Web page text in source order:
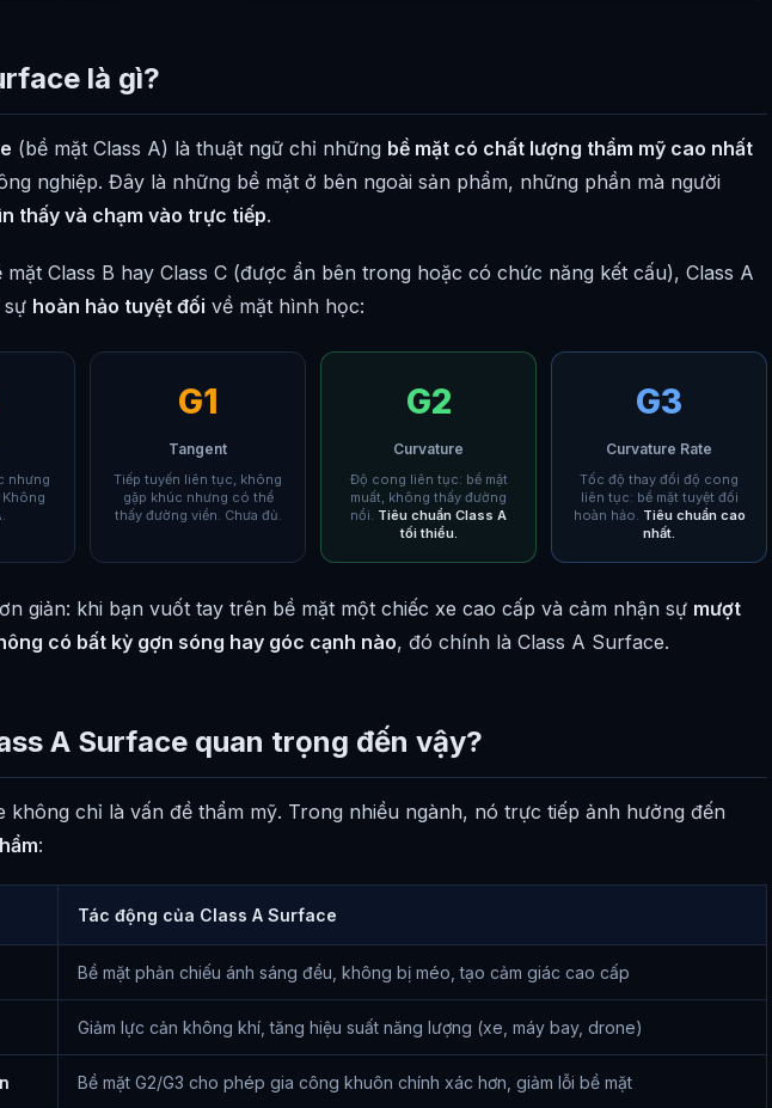
là gì?
(bề mặt Class A) là thuật ngữ chỉ những bề mặt có chất lượng thẩm mỹ cao nhất
nghiệp. Đây là những bề mặt ở bên ngoài sản phẩm, những phần mà người
thấy và chạm vào trực tiếp.
mặt Class B hay Class C (được ẩn bên trong hoặc có chức năng kết cấu), Class A
sự hoàn hảo tuyệt đối về mặt hình học:
nhưng
G1
Tangent
Tiếp tuyến liên tục, không
gặp khúc nhưng có thể
thấy đường viền. Chưa đủ.
G2
Curvature
Độ cong liên tục: bề mặt
muất, không thấy đường
nổi. Tiêu chuẩn Class A
tối thiểu.
G3
Curvature Rate
Tốc độ thay đổi độ cong
liên tục: bề mặt tuyệt đối
hoàn hảo. Tiêu chuẩn cao
nhất.
giản: khi bạn vuốt tay trên bề mặt một chiếc xe cao cấp và cảm nhận sự mượt
có bất kỳ gợn sóng hay góc cạnh nào, đó chính là Class A Surface.
A Surface quan trọng đến vậy?
không chỉ là vấn đề thẩm mỹ. Trong nhiều ngành, nó trực tiếp ảnh hưởng đến
:
Tác động của Class A Surface
Bề mặt phản chiếu ánh sáng đều, không bị méo, tạo cảm giác cao cấp
Giảm lực cản không khí, tăng hiệu suất năng lượng (xe, máy bay, drone)
Bề mặt G2/G3 cho phép gia công khuôn chính xác hơn, giảm lỗi bề mặt